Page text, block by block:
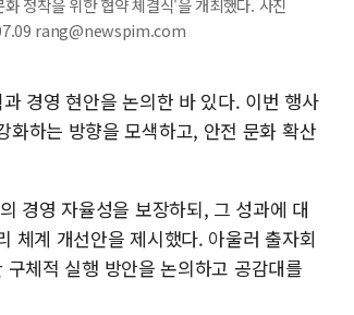
정착을 위한 협약 체결식'을 개최했다. 사진
rang@newspim.com
경영 현안을 논의한 바 있다. 이번 행사
화하는 방향을 모색하고, 안전 문화 확산
경영 자율성을 보장하되, 그 성과에 대
체계 개선안을 제시했다. 아울러 출자회
체적 실행 방안을 논의하고 공감대를